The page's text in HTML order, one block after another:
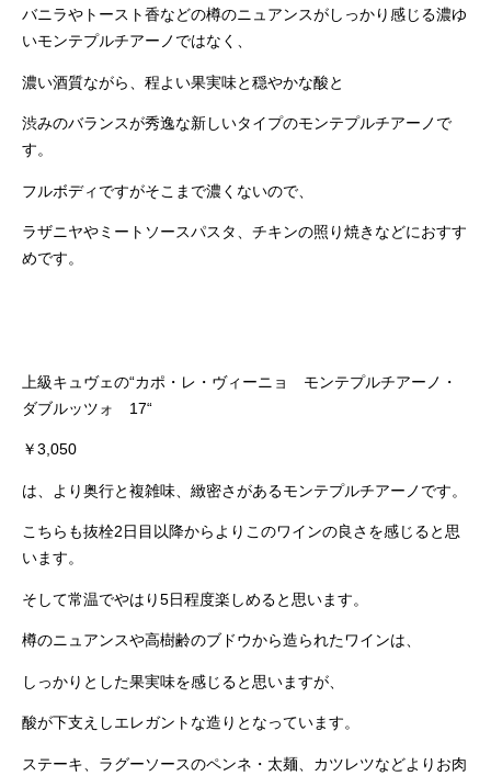
バニラやトースト香などの樽のニュアンスがしっかり感じる濃ゆ
いモンテプルチアーノではなく、
濃い酒質ながら、程よい果実味と穏やかな酸と
渋みのバランスが秀逸な新しいタイプのモンテプルチアーノで
す。
フルボディですがそこまで濃くないので、
ラザニヤやミートソースパスタ、チキンの照り焼きなどにおすす
めです。
上級キュヴェの“カポ・レ・ヴィーニョ モンテプルチアーノ・
ダブルッツォ 17“
￥3,050
は、より奥行と複雑味、緻密さがあるモンテプルチアーノです。
こちらも抜栓2日目以降からよりこのワインの良さを感じると思
います。
そして常温でやはり5日程度楽しめると思います。
樽のニュアンスや高樹齢のブドウから造られたワインは、
しっかりとした果実味を感じると思いますが、
酸が下支えしエレガントな造りとなっています。
ステーキ、ラグーソースのペンネ・太麺、カツレツなどよりお肉